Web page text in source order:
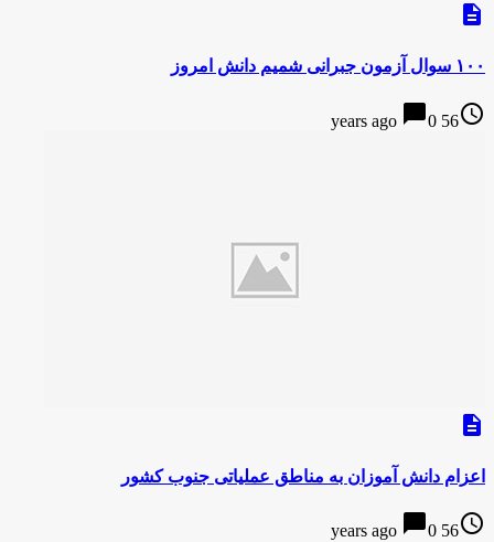
description
۱۰۰ سوال آزمون جبرانی شمیم دانش امروز
access_time
56 years ago
chat_bubble0
description
اعزام دانش آموزان به مناطق عملیاتی جنوب کشور
access_time
56 years ago
chat_bubble0